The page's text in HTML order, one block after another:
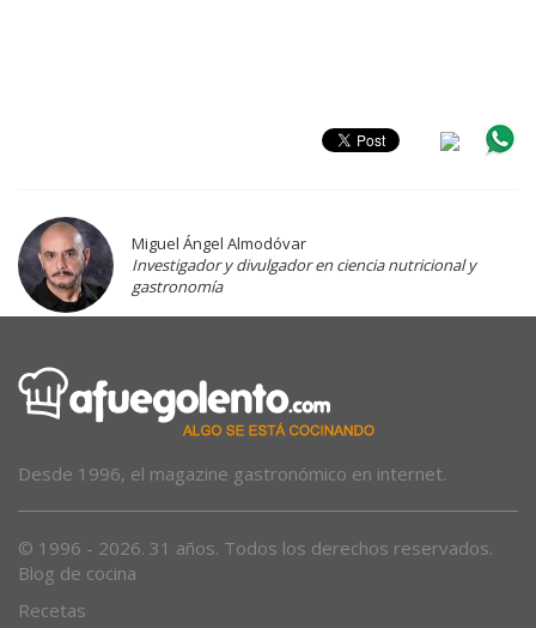
Miguel Ángel Almodóvar
Investigador y divulgador en ciencia nutricional y
gastronomía
Desde 1996, el magazine gastronómico en internet.
© 1996 - 2026. 31 años. Todos los derechos reservados.
Blog de cocina
Recetas